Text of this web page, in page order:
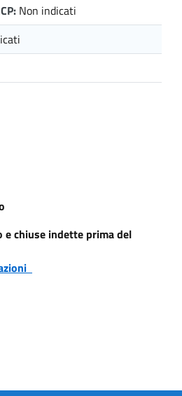
Non indicati
e chiuse indette prima del